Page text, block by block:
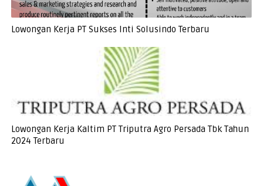
Lowongan Kerja PT Sukses Inti Solusindo Terbaru
Lowongan Kerja Kaltim PT Triputra Agro Persada Tbk Tahun
2024 Terbaru